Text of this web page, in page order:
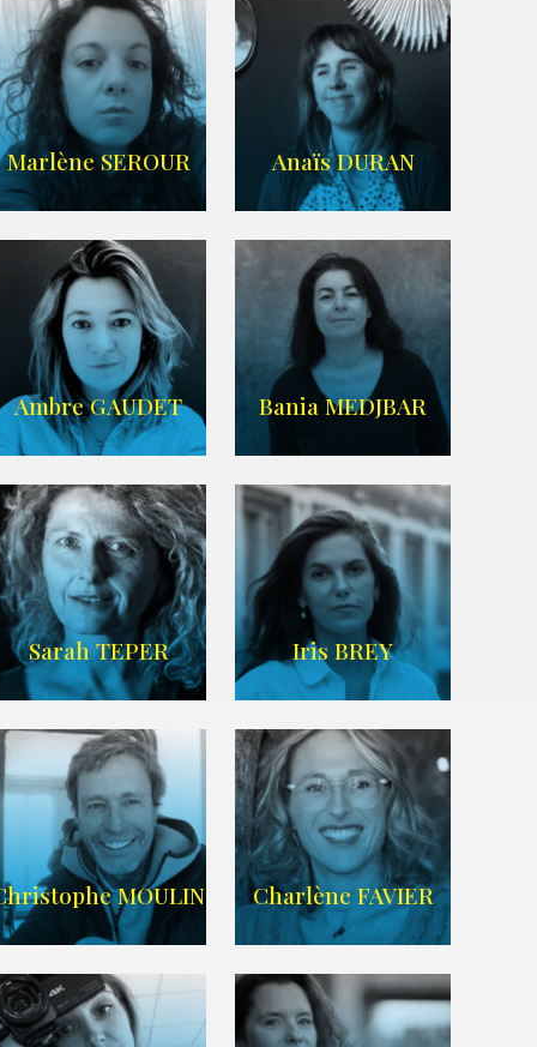
Imdb,Wikipedia Agence UBBA
Marlène SEROUR
ARDA
Anaïs DURAN
Ambre GAUDET Bania MEDJBAR
IMDB/SITE
Sarah TEPER
Imdb
Iris BREY
WIKIPEDIA
MOULIN Charlène FAVIER